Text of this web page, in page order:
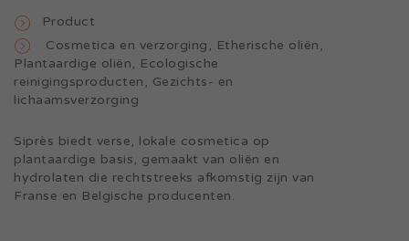
Product
Cosmetica en verzorging, Etherische oliën,
Plantaardige oliën, Ecologische
reinigingsproducten, Gezichts- en
lichaamsverzorging
Siprès biedt verse, lokale cosmetica op
plantaardige basis, gemaakt van oliën en
hydrolaten die rechtstreeks afkomstig zijn van
Franse en Belgische producenten.